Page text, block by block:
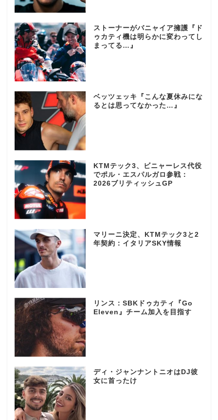
ストーナーがバニャイア擁護『ド
ゥカティ機は明らかに変わってし
まってる…』
ベッツェッキ『こんな夏休みにな
るとは思ってなかった…』
KTMテック3、ビニャーレス代役
でポル・エスパルガロ参戦：
2026ブリティッシュGP
マリーニ決定、KTMテック3と2
年契約：イタリアSKY情報
リンス：SBKドゥカティ『Go
Eleven』チーム加入を目指す
ディ・ジャンナントニオはDJ彼
女に首ったけ